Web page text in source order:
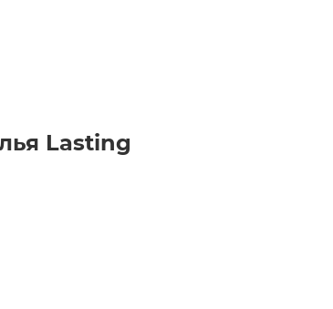
Lasting